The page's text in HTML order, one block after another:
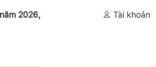
2026,
Tài khoản